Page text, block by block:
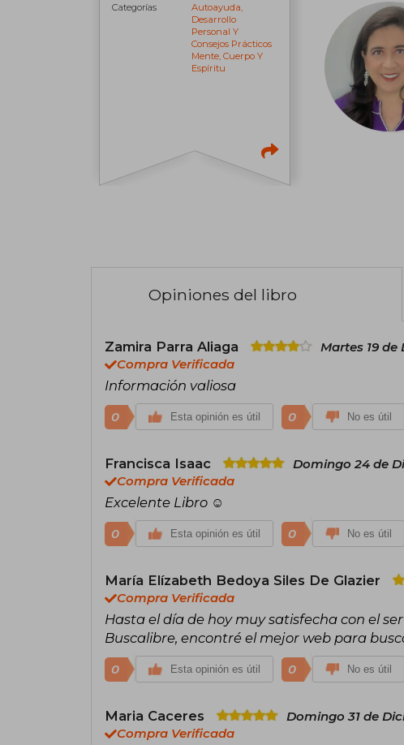
Categorías
Autoayuda,
Desarrollo
Personal Y
Consejos Prácticos
Mente, Cuerpo Y
Espíritu
Opiniones del libro
Zamira Parra Aliaga
Martes 19 de
Compra Verificada
Información valiosa
0 Esta opinión es útil 0 No es útil
Francisca Isaac
Domingo 24 de
Compra Verificada
Excelente Libro ☺️
0 Esta opinión es útil 0 No es útil
María Elízabeth Bedoya Siles De Glazier
Compra Verificada
Hasta el día de hoy muy satisfecha con el
Buscalibre, encontré el mejor web para
0 Esta opinión es útil 0 No es útil
Maria Caceres
Domingo 31 de
Compra Verificada